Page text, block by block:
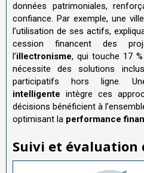
données patrimoniales,
confiance. Par exemple, une
l’utilisation de ses actifs,
cession financent des
l’illectronisme, qui touche 17 %
nécessite des solutions
participatifs hors ligne.
intelligente intègre ces
décisions bénéficient à
optimisant la performance
Suivi et évaluation